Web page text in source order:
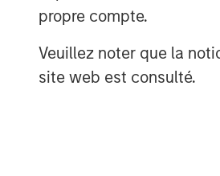
propre compte.
Veuillez noter que la
site web est consulté.
products include
Breitenfeld’s